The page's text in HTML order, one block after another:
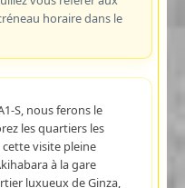
horaire dans le
S, nous ferons le
les quartiers les
cette visite pleine
à la gare
luxueux de Ginza,